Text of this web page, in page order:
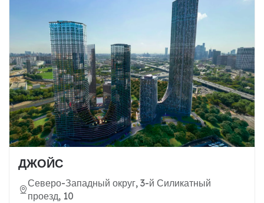
ДЖОЙС
Северо-Западный округ, 3-й Силикатный
проезд, 10